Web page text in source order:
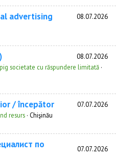
advertising 08.07.2026
08.07.2026
societate cu răspundere limitată ·
/ începător 07.07.2026
resurs · Chişinău
по 07.07.2026